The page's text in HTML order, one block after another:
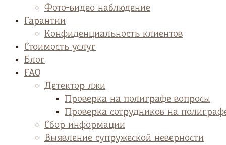
Фото-видео наблюдение
Гарантии
Конфиденциальность клиентов
Стоимость услуг
Блог
FAQ
Детектор лжи
Проверка на полиграфе вопросы
Проверка сотрудников на
Сбор информации
Выявление супружеской неверности